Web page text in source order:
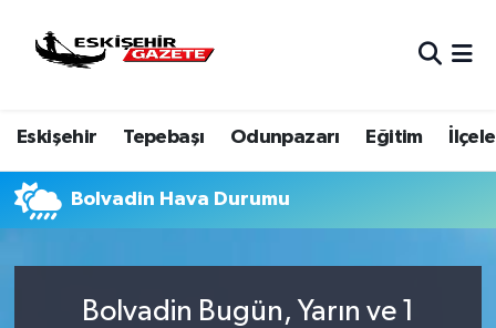
Eskişehir Tepebaşı Odunpazarı Eğitim
Bolvadin Hava Durumu
Bolvadin Bugün, Yarın ve 1
Hava Durumu
Eskişehir Namaz Vakitleri
Süper Lig Puan Durumu ve Fikstür